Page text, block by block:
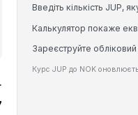
Введіть кількість JUP,
Калькулятор покаже
Зареєструйте
Курс JUP до NOK